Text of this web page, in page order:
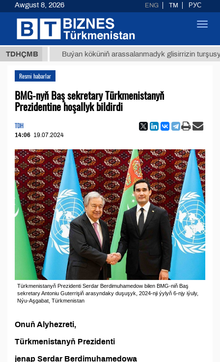
TDHÇMBBuýan köküniň arassalanmadyk glisirrizin turşusy (t.)
Resmi habarlar
BMG-nyň Baş sekretary Türkmenistanyň
Prezidentine hoşallyk bildirdi
TDH
14:06 19.07.2024
Türkmenistanyň Prezidenti Serdar Berdimuhamedow bilen BMG-niň Baş
sekretary Antoniu Guterrişiň arasyndaky duşuşyk, 2024-nji ýylyň 6-njy iýuly,
Nýu-Aşgabat, Türkmenistan
Onuň Alyhezreti,
Türkmenistanyň Prezidenti
jenap Serdar Berdimuhamedowa
Awgust 8, 2026 ENG TM РУС